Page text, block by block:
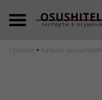
Главная Каталог осушителей